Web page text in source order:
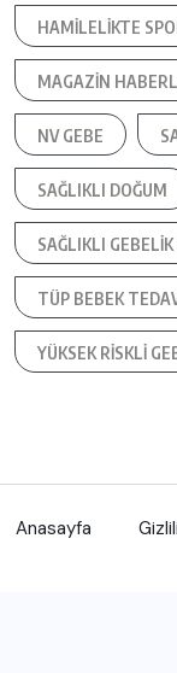
HAMILELIKTE
MAGAZIN
NV GEBE
SAĞLIKLI DOĞUM
SAĞLIKLI GEBELIK
TÜP BEBEK
YÜKSEK RISKLI
Anasayfa